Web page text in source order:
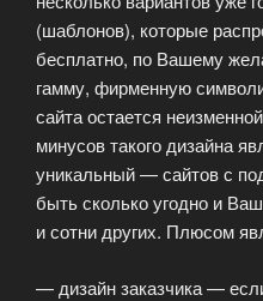
(шаблонов), которые
бесплатно, по Вашему
гамму, фирменную
сайта остается
минусов такого дизайна
уникальный — сайтов с
быть сколько угодно и
и сотни других. Плюсом
— дизайн заказчика —